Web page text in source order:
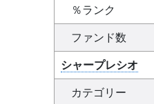
％ランク
ファンド数
シャープレシオ
カテゴリー